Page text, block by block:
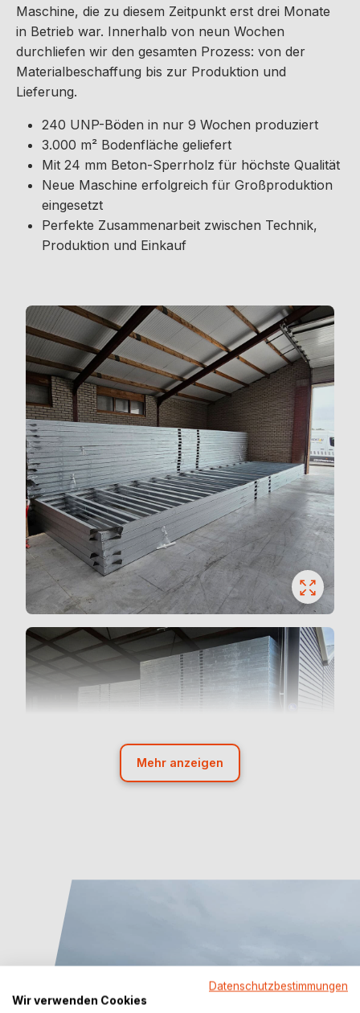
Maschine, die zu diesem Zeitpunkt erst drei Monate
in Betrieb war. Innerhalb von neun Wochen
durchliefen wir den gesamten Prozess: von der
Materialbeschaffung bis zur Produktion und
Lieferung.
240 UNP-Böden in nur 9 Wochen produziert
3.000 m² Bodenfläche geliefert
Mit 24 mm Beton-Sperrholz für höchste Qualität
Neue Maschine erfolgreich für Großproduktion
eingesetzt
Perfekte Zusammenarbeit zwischen Technik,
Produktion und Einkauf
Mehr anzeigen
Datenschutzbestimmungen
Wir verwenden Cookies